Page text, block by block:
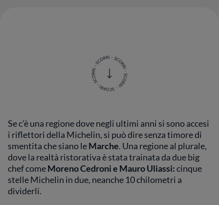
Se c’è una regione dove negli ultimi anni si sono accesi
i riflettori della Michelin, si può dire senza timore di
smentita che siano leMarche. Una regione al plurale,
dove la realtà ristorativa è stata trainata da due big
chef comeMoreno Cedroni e Mauro Uliassi:cinque
stelle Michelin in due, neanche 10 chilometri a
dividerli.